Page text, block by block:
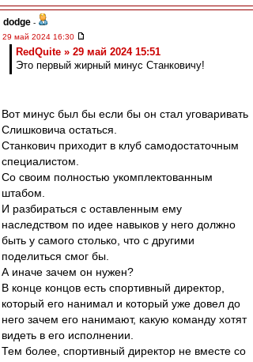
dodge -
29 май 2024 16:30
RedQuite » 29 май 2024 15:51
Это первый жирный минус Станковичу!
Вот минус был бы если бы он стал уговаривать
Слишковича остаться.
Станкович приходит в клуб самодостаточным
специалистом.
Со своим полностью укомплектованным
штабом.
И разбираться с оставленным ему
наследством по идее навыков у него должно
быть у самого столько, что с другими
поделиться смог бы.
А иначе зачем он нужен?
В конце концов есть спортивный директор,
который его нанимал и который уже довел до
него зачем его нанимают, какую команду хотят
видеть в его исполнении.
Тем более, спортивный директор не вместе со